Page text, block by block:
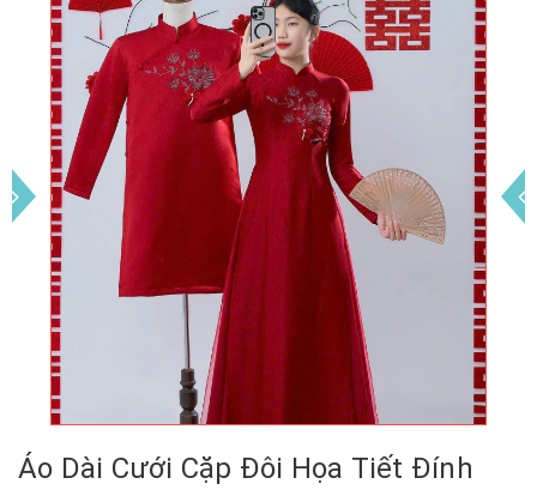
Áo Dài Cưới Cặp Đôi Họa Tiết Đính